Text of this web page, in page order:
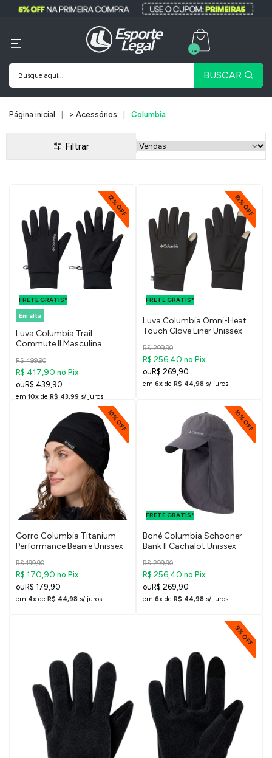
BUSCAR
...
Página inicial > Acessórios Columbia
Filtrar
12% OFF
FRETE GRÁTIS*
FRETE GRÁTIS
PARA O DF E
Em alta
Luva Columbia Trail
Commute II Masculina
R$ 499,90
R$ 417,90 no Pix
R$ 439,90
em 10x de R$ 43,99 s/ juros
10% OFF
FRETE GRÁTIS*
FRETE GRÁTIS
PARA O DF E
Luva Columbia Omni-Heat
Touch Glove Liner Unissex
R$ 299,90
R$ 256,40 no Pix
R$ 269,90
em 6x de R$ 44,98 s/ juros
10% OFF
Gorro Columbia Titanium
Performance Beanie Unissex
R$ 199,90
R$ 170,90 no Pix
R$ 179,90
em 4x de R$ 44,98 s/ juros
10% OFF
FRETE GRÁTIS*
FRETE GRÁTIS
PARA O DF E
SUDESTE
Boné Columbia Schooner
Bank II Cachalot Unissex
R$ 299,90
R$ 256,40 no Pix
R$ 269,90
em 6x de R$ 44,98 s/ juros
9% OFF